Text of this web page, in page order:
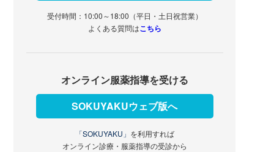
受付時間：10:00～18:00（平日・土日祝営業）
よくある質問はこちら
オンライン服薬指導を受ける
SOKUYAKUウェブ版へ
「SOKUYAKU」 を利用すれば
オンライン診療・服薬指導の受診から